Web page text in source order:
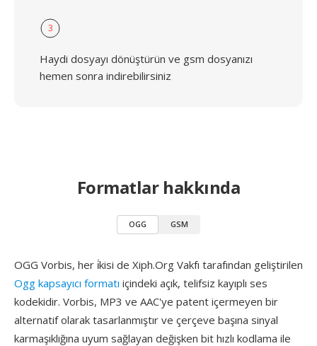
3
Haydi dosyayı dönüştürün ve gsm dosyanızı
hemen sonra indirebilirsiniz
Formatlar hakkında
OGG GSM
OGG Vorbis, her i̇kisi de Xiph.Org Vakfı tarafından geliştirilen
Ogg kapsayıcı formatı içindeki açık, telifsiz kayıplı ses
kodekidir. Vorbis, MP3 ve AAC'ye patent içermeyen bir
alternatif olarak tasarlanmıştır ve çerçeve başına sinyal
karmaşıklığına uyum sağlayan değişken bit hızlı kodlama ile